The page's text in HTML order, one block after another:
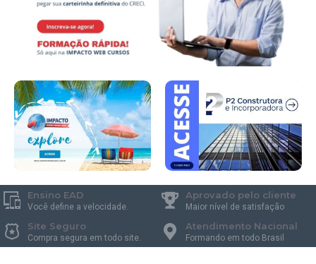
Ensino EAD
Você define a velocidade.
Aprovado pelo cliente
Maior nível de satisfação
Site Seguro
Compra segura em todo site.
Atendimento Nacional
Formando em todo Brasil